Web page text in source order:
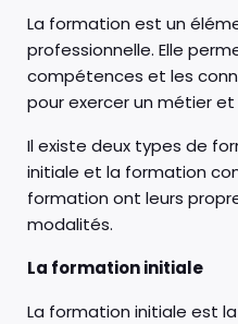
La formation est un
professionnelle. Elle
compétences et les
pour exercer un métier
Il existe deux types de
initiale et la formation
formation ont leurs
modalités.
La formation initiale
La formation initiale est